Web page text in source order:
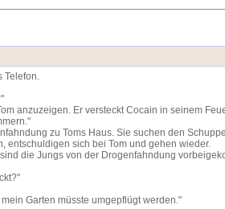
Telefon.
anzuzeigen. Er versteckt Cocain in seinem
zu Toms Haus. Sie suchen den
entschuldigen sich bei Tom und gehen wieder.
die Jungs von der Drogenfahndung
Garten müsste umgepflügt werden."